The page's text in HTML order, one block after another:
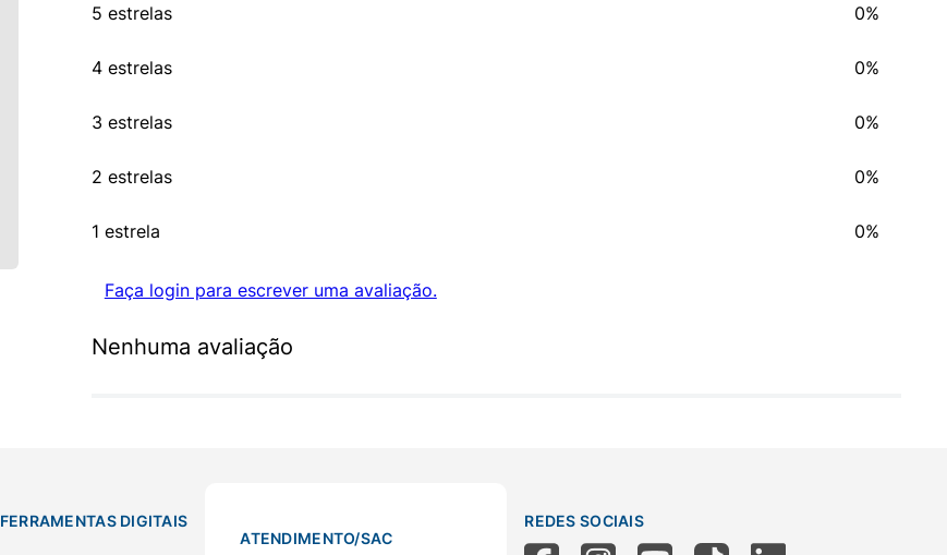
5 estrelas 0%
4 estrelas 0%
3 estrelas 0%
2 estrelas 0%
1 estrela 0%
Faça login para escrever uma avaliação.
Nenhuma avaliação
FERRAMENTAS DIGITAIS
ATENDIMENTO/SAC
REDES SOCIAIS